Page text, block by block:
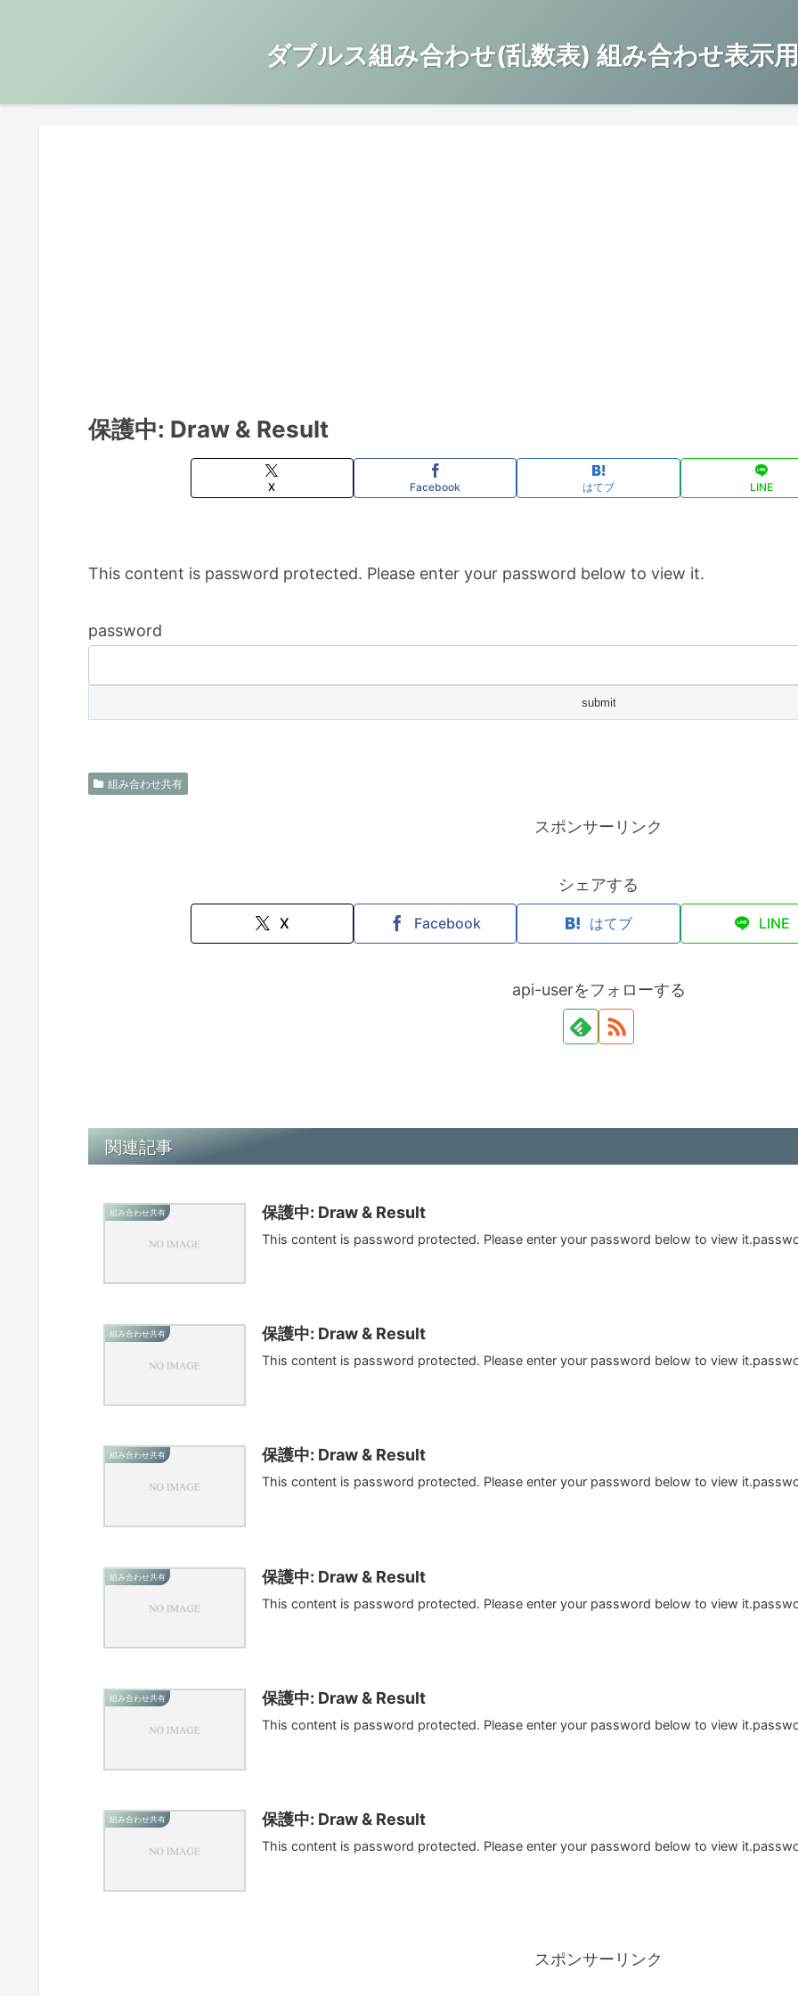
ダブルス組み合わせ(乱数表) 組み合わせ表示
保護中: Draw & Result
X Facebook はてブ LINE
This content is password protected. Please enter your password below to view it.
password
組み合わせ共有
スポンサーリンク
シェアする
X Facebook はてブ LINE
api-userをフォローする
関連記事
組み合わせ共有 保護中: Draw & Result
This content is password protected. Please enter your password below to view
組み合わせ共有 保護中: Draw & Result
This content is password protected. Please enter your password below to view
組み合わせ共有 保護中: Draw & Result
This content is password protected. Please enter your password below to view
組み合わせ共有 保護中: Draw & Result
This content is password protected. Please enter your password below to view
組み合わせ共有 保護中: Draw & Result
This content is password protected. Please enter your password below to view
組み合わせ共有 保護中: Draw & Result
This content is password protected. Please enter your password below to view
スポンサーリンク